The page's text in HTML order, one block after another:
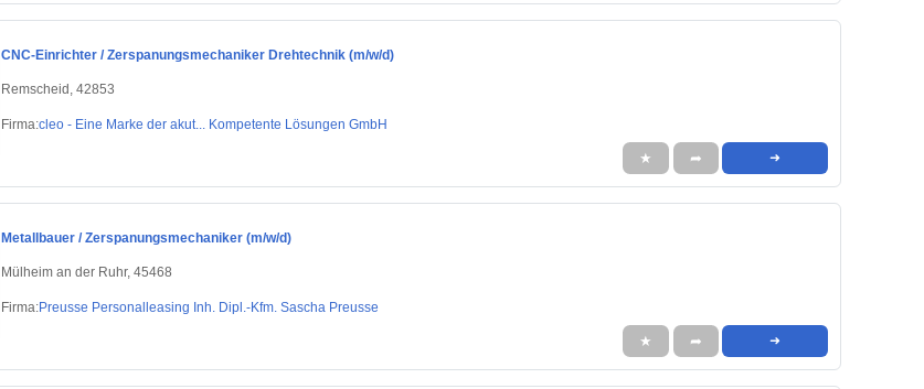
CNC-Einrichter / Zerspanungsmechaniker Drehtechnik (m/w/d)
Remscheid, 42853
Firma:cleo - Eine Marke der akut... Kompetente Lösungen GmbH
★ ➦ ➜
Metallbauer / Zerspanungsmechaniker (m/w/d)
Mülheim an der Ruhr, 45468
Firma:Preusse Personalleasing Inh. Dipl.-Kfm. Sascha Preusse
★ ➦ ➜